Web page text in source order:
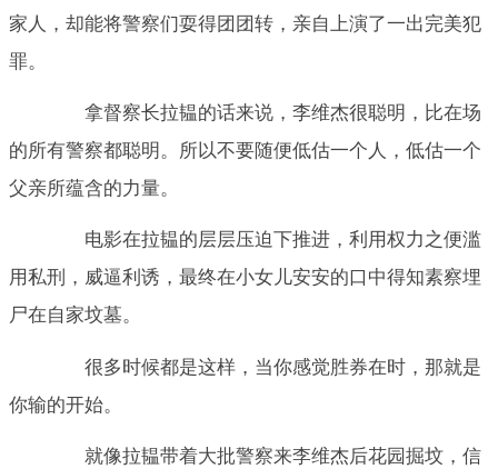
家人，却能将警察们耍得团团转，亲自上演了一出完美犯
罪。
拿督察长拉韫的话来说，李维杰很聪明，比在场
的所有警察都聪明。所以不要随便低估一个人，低估一个
父亲所蕴含的力量。
电影在拉韫的层层压迫下推进，利用权力之便滥
用私刑，威逼利诱，最终在小女儿安安的口中得知素察埋
尸在自家坟墓。
很多时候都是这样，当你感觉胜券在时，那就是
你输的开始。
就像拉韫带着大批警察来李维杰后花园掘坟，信